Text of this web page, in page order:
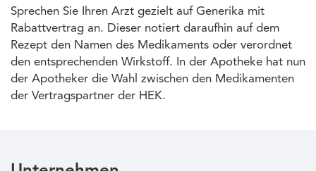
Sprechen Sie Ihren Arzt gezielt auf Generika mit
Rabattvertrag an. Dieser notiert daraufhin auf dem
Rezept den Namen des Medikaments oder verordnet
den entsprechenden Wirkstoff. In der Apotheke hat nun
der Apotheker die Wahl zwischen den Medikamenten
der Vertragspartner der HEK.